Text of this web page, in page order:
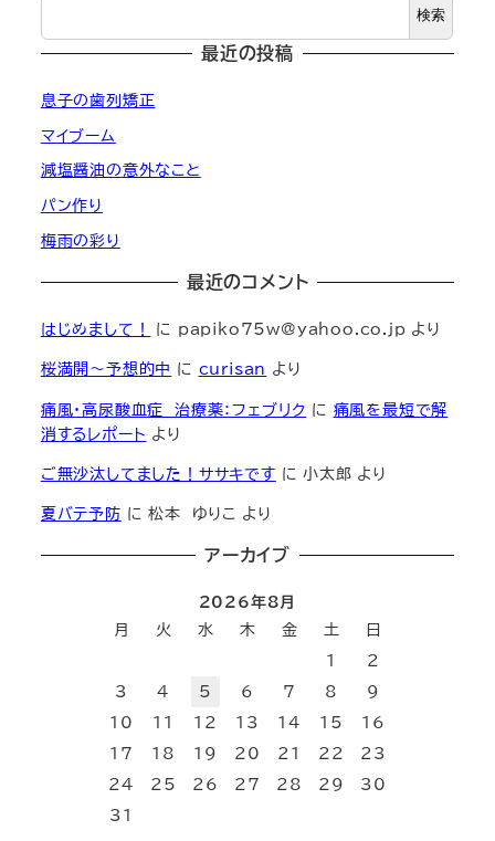
検索
最近の投稿
息子の歯列矯正
マイブーム
減塩醤油の意外なこと
パン作り
梅雨の彩り
最近のコメント
はじめまして！ に papiko75w@yahoo.co.jp より
桜満開～予想的中 に curisan より
痛風・高尿酸血症 治療薬：フェブリク に 痛風を最短で解
消するレポート より
ご無沙汰してました！ササキです に小太郎 より
夏バテ予防 に松本 ゆりこ より
アーカイブ
2026年8月
月
火 水 木 金 土
日
1
2
3
4 5 6 7 8
9
10
11 12 13 14 15
16
17
18 19 20 21 22
23
24
25 26 27 28 29
30
31